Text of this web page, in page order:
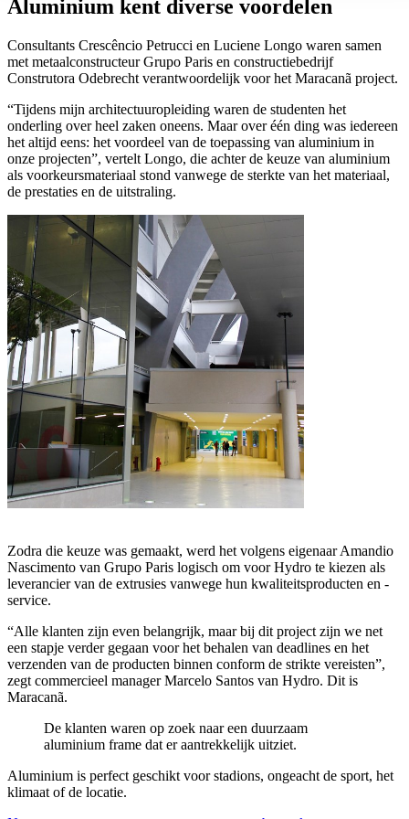
Aluminium kent diverse voordelen
Consultants Crescêncio Petrucci en Luciene Longo waren samen
met metaalconstructeur Grupo Paris en constructiebedrijf
Construtora Odebrecht verantwoordelijk voor het Maracanã project.
“Tijdens mijn architectuuropleiding waren de studenten het
onderling over heel zaken oneens. Maar over één ding was iedereen
het altijd eens: het voordeel van de toepassing van aluminium in
onze projecten”, vertelt Longo, die achter de keuze van aluminium
als voorkeursmateriaal stond vanwege de sterkte van het materiaal,
de prestaties en de uitstraling.
Zodra die keuze was gemaakt, werd het volgens eigenaar Amandio
Nascimento van Grupo Paris logisch om voor Hydro te kiezen als
leverancier van de extrusies vanwege hun kwaliteitsproducten en -
service.
“Alle klanten zijn even belangrijk, maar bij dit project zijn we net
een stapje verder gegaan voor het behalen van deadlines en het
verzenden van de producten binnen conform de strikte vereisten”,
zegt commercieel manager Marcelo Santos van Hydro. Dit is
Maracanã.
De klanten waren op zoek naar een duurzaam
aluminium frame dat er aantrekkelijk uitziet.
Aluminium is perfect geschikt voor stadions, ongeacht de sport, het
klimaat of de locatie.